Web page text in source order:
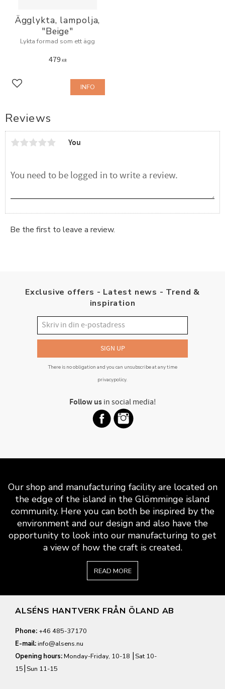
Reviews
You
Be the first to leave a review.
Ägglykta, lampolja,
"Beige"
Lykta formad som ett ägg
479KR
Add to favorites INFO
Exclusive offers - Latest news - Trend &
inspiration
SIGN UP
There is no obligation and you can unsubscribe at any time
privacypolicy.
Follow usin social media!
Our shop and manufacturing facility are located on
the edge of the island in the Glömminge island
community. Here you can both be inspired by the
environment and our design and also have the
opportunity to look into our manufacturing to get
a view of how the craft is created.
READ MORE
ALSÉNS HANTVERK FRÅN ÖLAND AB
Phone: +46 485-37170
E-mail:info@alsens.nu
Opening hours:Monday-Friday, 10-18 ⎮Sat 10-
15⎮Sun 11-15